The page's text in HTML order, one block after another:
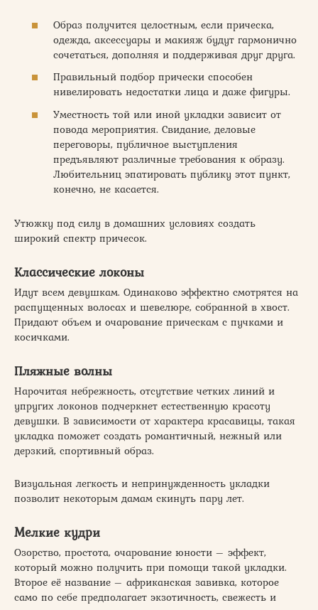
Образ получится целостным, если прическа,
одежда, аксессуары и макияж будут гармонично
сочетаться, дополняя и поддерживая друг друга.
Правильный подбор прически способен
нивелировать недостатки лица и даже фигуры.
Уместность той или иной укладки зависит от
повода мероприятия. Свидание, деловые
переговоры, публичное выступления
предъявляют различные требования к образу.
Любительниц эпатировать публику этот пункт,
конечно, не касается.
Утюжку под силу в домашних условиях создать
широкий спектр причесок.
Классические локоны
Идут всем девушкам. Одинаково эффектно смотрятся на
распущенных волосах и шевелюре, собранной в хвост.
Придают объем и очарование прическам с пучками и
косичками.
Пляжные волны
Нарочитая небрежность, отсутствие четких линий и
упругих локонов подчеркнет естественную красоту
девушки. В зависимости от характера красавицы, такая
укладка поможет создать романтичный, нежный или
дерзкий, спортивный образ.
Визуальная легкость и непринужденность укладки
позволит некоторым дамам скинуть пару лет.
Мелкие кудри
Озорство, простота, очарование юности – эффект,
который можно получить при помощи такой укладки.
Второе её название – африканская завивка, которое
само по себе предполагает экзотичность, свежесть и